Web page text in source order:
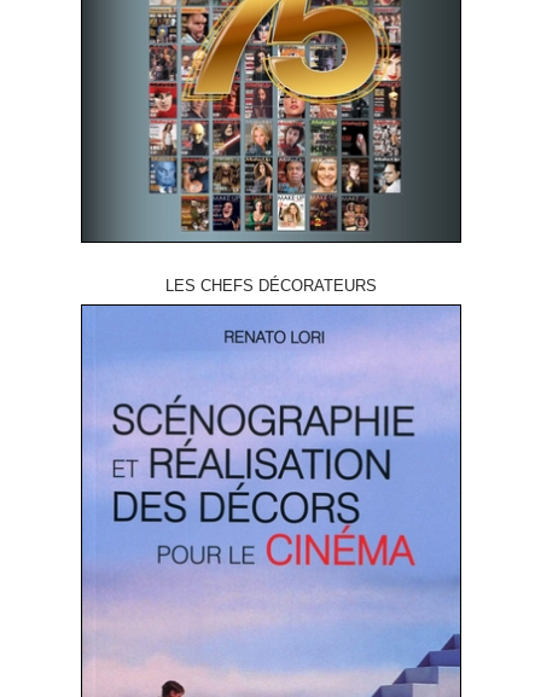
LES CHEFS DÉCORATEURS